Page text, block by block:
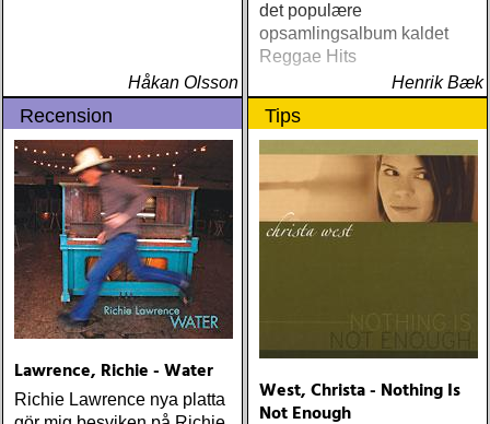
Håkan Olsson
det populære
opsamlingsalbum kaldet
Reggae Hits
Henrik Bæk
Recension
Lawrence, Richie - Water
Richie Lawrence nya platta
Tips
West, Christa - Nothing Is
Not Enough